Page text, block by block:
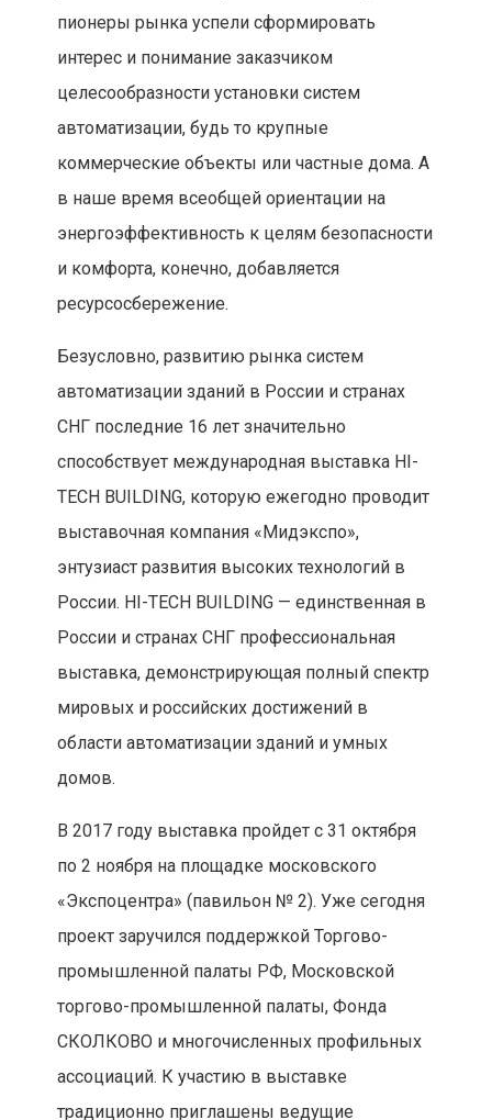
пионеры рынка успели сформировать
интерес и понимание заказчиком
целесообразности установки систем
автоматизации, будь то крупные
коммерческие объекты или частные дома. А
в наше время всеобщей ориентации на
энергоэффективность к целям безопасности
и комфорта, конечно, добавляется
ресурсосбережение.
Безусловно, развитию рынка систем
автоматизации зданий в России и странах
СНГ последние 16 лет значительно
способствует международная выставка HI-
TECH BUILDING, которую ежегодно проводит
выставочная компания «Мидэкспо»,
энтузиаст развития высоких технологий в
России. HI-TECH BUILDING — единственная в
России и странах СНГ профессиональная
выставка, демонстрирующая полный спектр
мировых и российских достижений в
области автоматизации зданий и умных
домов.
В 2017 году выставка пройдет с 31 октября
по 2 ноября на площадке московского
«Экспоцентра» (павильон № 2). Уже сегодня
проект заручился поддержкой Торгово-
промышленной палаты РФ, Московской
торгово-промышленной палаты, Фонда
СКОЛКОВО и многочисленных профильных
ассоциаций. К участию в выставке
традиционно приглашены ведущие